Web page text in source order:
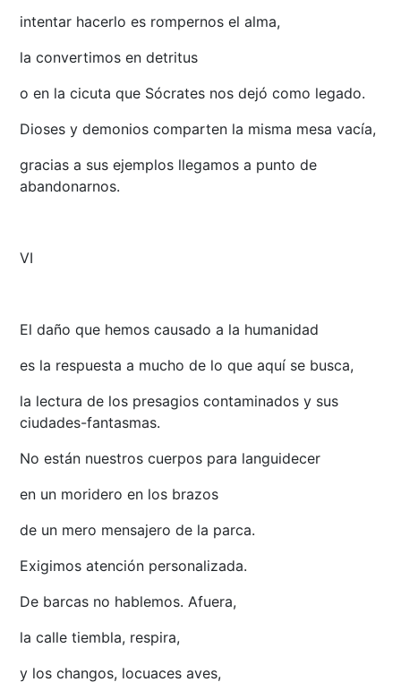
intentar hacerlo es rompernos el alma,
la convertimos en detritus
o en la cicuta que Sócrates nos dejó como legado.
Dioses y demonios comparten la misma mesa vacía,
gracias a sus ejemplos llegamos a punto de
abandonarnos.
VI
El daño que hemos causado a la humanidad
es la respuesta a mucho de lo que aquí se busca,
la lectura de los presagios contaminados y sus
ciudades-fantasmas.
No están nuestros cuerpos para languidecer
en un moridero en los brazos
de un mero mensajero de la parca.
Exigimos atención personalizada.
De barcas no hablemos. Afuera,
la calle tiembla, respira,
y los changos, locuaces aves,